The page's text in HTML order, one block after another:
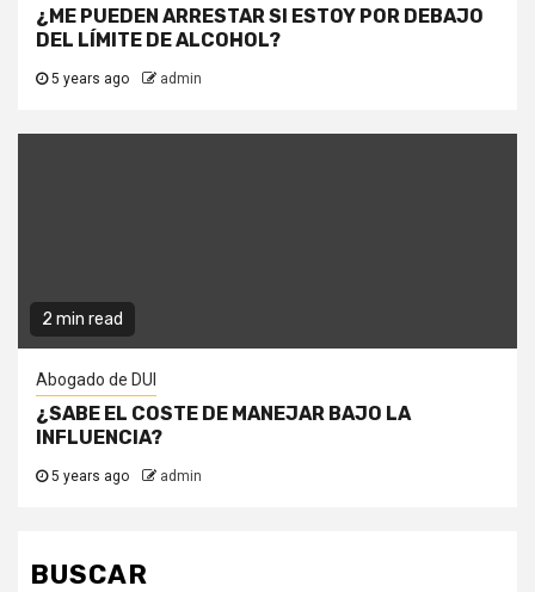
¿ME PUEDEN ARRESTAR SI ESTOY POR DEBAJO
DEL LÍMITE DE ALCOHOL?
5 years ago admin
2 min read
Abogado de DUI
¿SABE EL COSTE DE MANEJAR BAJO LA
INFLUENCIA?
5 years ago admin
BUSCAR